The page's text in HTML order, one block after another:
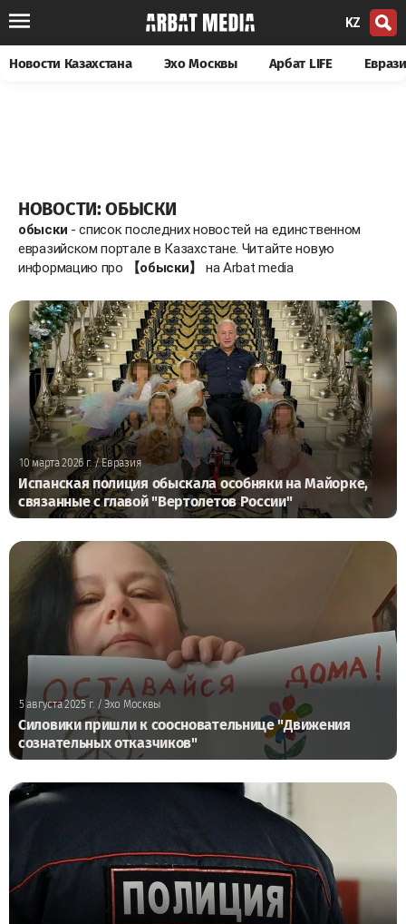
KZ
Новости Казахстана Эхо Москвы Арбат LIFE
НОВОСТИ: ОБЫСКИ
обыски - список последних новостей на единственном
евразийском портале в Казахстане. Читайте новую
информацию про
【обыски】 на Arbat media
10 марта 2026 г./ Евразия
Испанская полиция обыскала особняки на Майорке,
связанные с главой "Вертолетов России"
5 августа 2025 г./ Эхо Москвы
Силовики пришли к соосновательнице "Движения
сознательных отказчиков"